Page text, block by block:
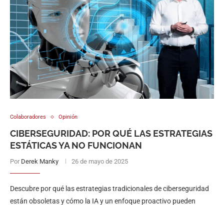
Colaboradores Opinión
CIBERSEGURIDAD: POR QUÉ LAS ESTRATEGIAS
ESTÁTICAS YA NO FUNCIONAN
Por Derek Manky 26 de mayo de 2025
Descubre por qué las estrategias tradicionales de ciberseguridad
están obsoletas y cómo la IA y un enfoque proactivo pueden